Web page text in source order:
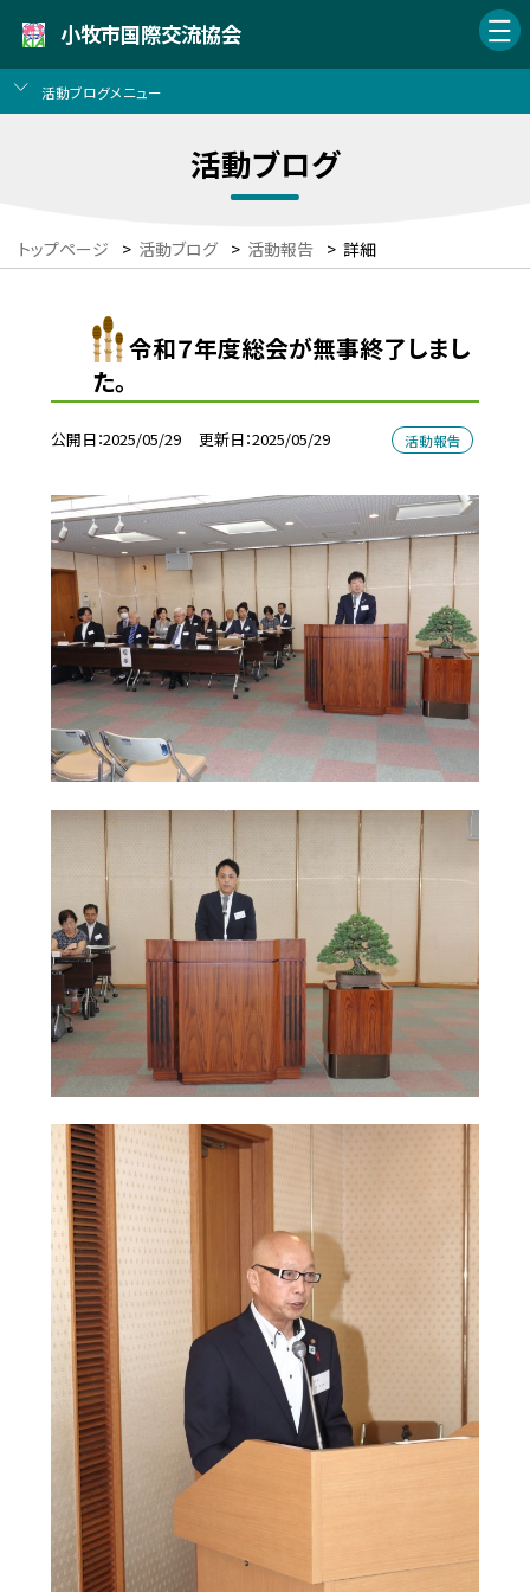
小牧市国際交流協会
活動ブログメニュー
活動ブログ
トップページ > 活動ブログ > 活動報告 > 詳細
令和７年度総会が無事終了しまし
た。
公開日 2025/05/29 更新日 2025/05/29 活動報告